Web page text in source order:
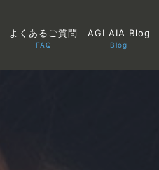
よくあるご質問
FAQ
AGLAIA Blog
Blog